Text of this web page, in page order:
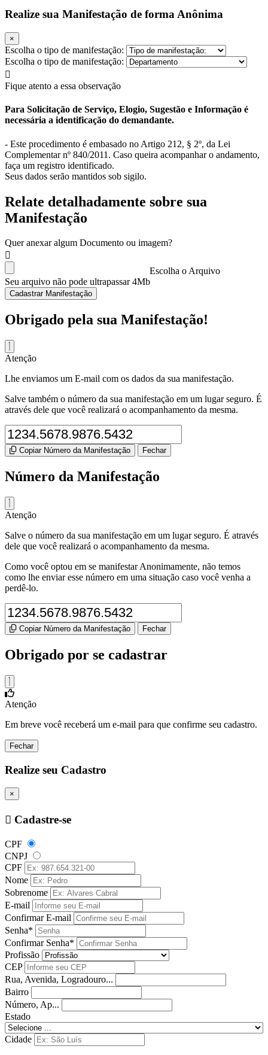
Realize sua Manifestação de forma Anônima
×
Escolha o tipo de manifestação:
Escolha o tipo de manifestação:
Fique atento a essa observação
Para Solicitação de Serviço, Elogio, Sugestão e Informação é
necessária a identificação do demandante.
- Este procedimento é embasado no Artigo 212, § 2º, da Lei
Complementar nº 840/2011. Caso queira acompanhar o andamento,
faça um registro identificado.
Seus dados serão mantidos sob sigilo.
Relate detalhadamente sobre sua
Manifestação
Quer anexar algum Documento ou imagem?
Escolha o Arquivo
Seu arquivo não pode ultrapassar 4Mb
Cadastrar Manifestação
Obrigado pela sua Manifestação!
Atenção
Lhe enviamos um E-mail com os dados da sua manifestação.
Salve também o número da sua manifestação em um lugar seguro. É
através dele que você realizará o acompanhamento da mesma.
Copiar Número da Manifestação Fechar
Número da Manifestação
Atenção
Salve o número da sua manifestação em um lugar seguro. É através
dele que você realizará o acompanhamento da mesma.
Como você optou em se manifestar Anonimamente, não temos
como lhe enviar esse número em uma situação caso você venha a
perdê-lo.
Copiar Número da Manifestação Fechar
Obrigado por se cadastrar
Atenção
Em breve você receberá um e-mail para que confirme seu cadastro.
Fechar
Realize seu Cadastro
×
Cadastre-se
CPF
CNPJ
CPF
Nome
Sobrenome
E-mail
Confirmar E-mail
Senha*
Confirmar Senha*
Profissão
CEP
Rua, Avenida, Logradouro...
Bairro
Número, Ap...
Estado
Cidade